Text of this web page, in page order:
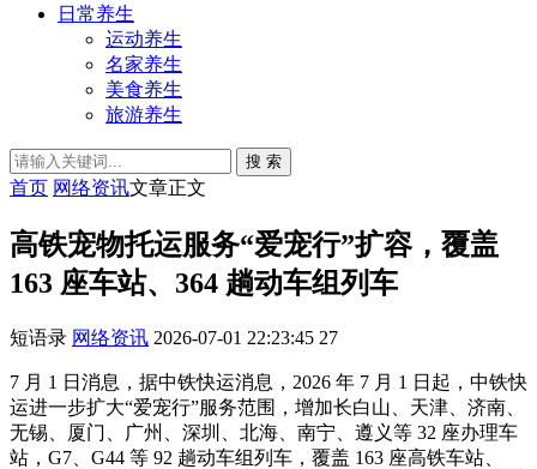
日常养生
运动养生
名家养生
美食养生
旅游养生
搜 索
首页 网络资讯文章正文
高铁宠物托运服务“爱宠行”扩容，覆盖
163 座车站、364 趟动车组列车
短语录 网络资讯 2026-07-01 22:23:45 27
7 月 1 日消息，据中铁快运消息，2026 年 7 月 1 日起，中铁快
运进一步扩大“爱宠行”服务范围，增加长白山、天津、济南、
无锡、厦门、广州、深圳、北海、南宁、遵义等 32 座办理车
站，G7、G44 等 92 趟动车组列车，覆盖 163 座高铁车站、